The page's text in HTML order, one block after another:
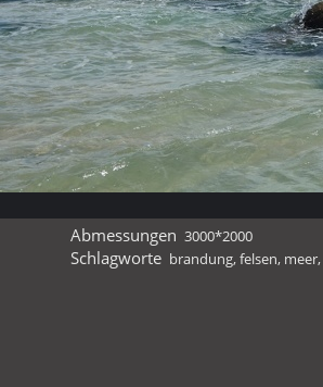
Abmessungen 3000*2000
Schlagworte brandung,felsen, meer,